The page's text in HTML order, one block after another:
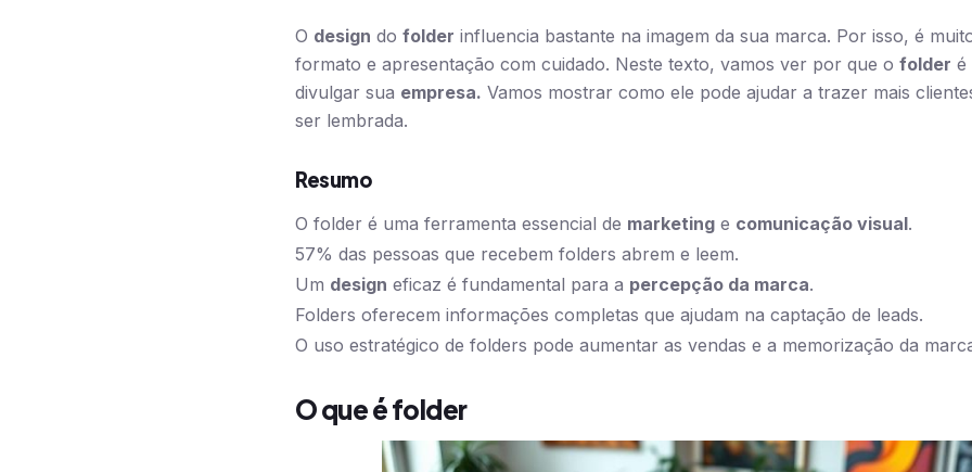
O design do folder influencia bastante na imagem da sua marca. Por isso, é
formato e apresentação com cuidado. Neste texto, vamos ver por que o folder é
divulgar sua empresa. Vamos mostrar como ele pode ajudar a trazer mais
ser lembrada.
Resumo
O folder é uma ferramenta essencial de marketing e comunicação visual.
57% das pessoas que recebem folders abrem e leem.
Um design eficaz é fundamental para a percepção da marca.
Folders oferecem informações completas que ajudam na captação de leads.
O uso estratégico de folders pode aumentar as vendas e a memorização da
O que é folder